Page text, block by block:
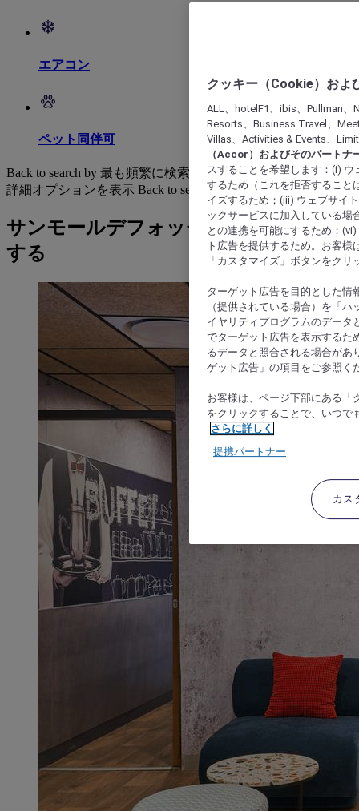
エアコン
ペット同伴可
Back to search by 最も頻繁に検索されています
詳細オプションを表示 Back to search by categories
サンモールデフォッセ: ホテルを検索
する
クッキー（Cookie）およ
ALL、hotelF1、ibis、Pullman
Resorts、Business Travel、
Villas、Activities & Events、
（Accor）およびそのパートナ
スすることを希望します：(i)
するため（これを拒否すること
イズするため；(iii) ウェブサイ
ックサービスに加入している場
との連携を可能にするため；
ト広告を提供するため。お客
「カスタマイズ」ボタンをク
ターゲット広告を目的とした情
（提供されている場合）を「
イヤリティプログラムのデータ
でターゲット広告を表示するた
るデータと照合される場合があ
ゲット広告」の項目をご参照く
お客様は、ページ下部にある「
をクリックすることで、いつで
さらに詳しく
提携パートナー
カス